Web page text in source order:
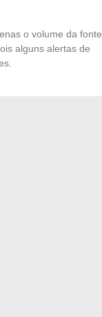
o volume da fonte
alguns alertas de